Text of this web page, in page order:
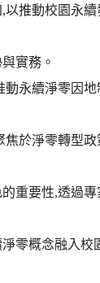
以推動校園永
實務。
動永續淨零因
焦於淨零轉型
重要性,透過
零概念融入校